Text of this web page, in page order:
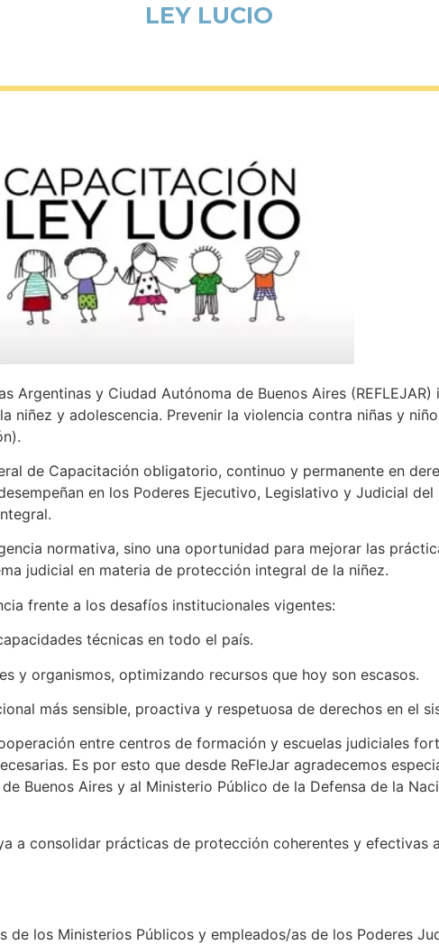
LEY LUCIO
Argentinas y Ciudad Autónoma de Buenos Aires
niñez y adolescencia. Prevenir la violencia contra niñas y
de Capacitación obligatorio, continuo y permanente en
en los Poderes Ejecutivo, Legislativo y Judicial
normativa, sino una oportunidad para mejorar las
judicial en materia de protección integral de la niñez.
frente a los desafíos institucionales vigentes:
técnicas en todo el país.
y organismos, optimizando recursos que hoy son escasos.
más sensible, proactiva y respetuosa de derechos en el
entre centros de formación y escuelas judiciales
Es por esto que desde ReFleJar agradecemos
Buenos Aires y al Ministerio Público de la Defensa de la
a consolidar prácticas de protección coherentes y efectivas
de los Ministerios Públicos y empleados/as de los Poderes